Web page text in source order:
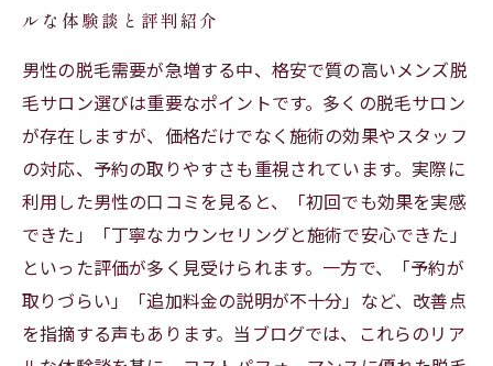
ルな体験談と評判紹介
男性の脱毛需要が急増する中、格安で質の高いメンズ脱
毛サロン選びは重要なポイントです。多くの脱毛サロン
が存在しますが、価格だけでなく施術の効果やスタッフ
の対応、予約の取りやすさも重視されています。実際に
利用した男性の口コミを見ると、「初回でも効果を実感
できた」「丁寧なカウンセリングと施術で安心できた」
といった評価が多く見受けられます。一方で、「予約が
取りづらい」「追加料金の説明が不十分」など、改善点
を指摘する声もあります。当ブログでは、これらのリア